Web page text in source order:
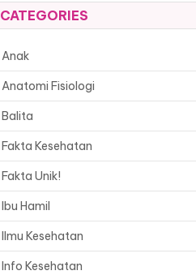
CATEGORIES
Anak
Anatomi Fisiologi
Balita
Fakta Kesehatan
Fakta Unik!
Ibu Hamil
Ilmu Kesehatan
Info Kesehatan